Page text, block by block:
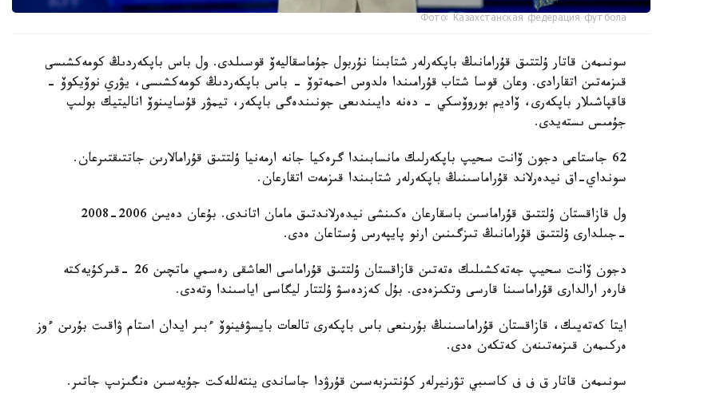
Фото: Казахстанская федерация футбола
سونىمەن قاتار ۇلتتىق قۇرامانىڭ باپكەرلەر شتابىنا نۇربول جۇماسقاليەۆ قوسىلدى. ول باس باپكەردىڭ كومەكشىسى
قىزمەتىن اتقارادى. وعان قوسا شتاب قۇرامىندا ەلدوس احمەتوۆ - باس باپكەردىڭ كومەكشىسى، يۋري نوۆيكوۆ -
قاقپاشىلار باپكەرى، ۆاديم بوروۆسكي - دەنە دايىندىعى جونىندەگى باپكەر، تيمۋر قۇسايىنوۆ اناليتيك بولىپ
جۇمىس ىستەيدى.
62 جاستاعى دجون ۆانت سحيپ باپكەرلىك مانسابىندا گرەكيا جانە ارمەنيا ۇلتتىق قۇرامالارىن جاتتىقتىرعان.
سونداي-اق نيدەرلاند قۇراماسىنىڭ باپكەرلەر شتابىندا قىزمەت اتقارعان.
ول قازاقستان ۇلتتىق قۇراماسىن باسقارعان ەكىنشى نيدەرلاندتىق مامان اتاندى. بۇعان دەيىن 2006-2008
-جىلدارى ۇلتتىق قۇرامانىڭ تىزگىنىن ارنو پايپەرس ۇستاعان ەدى.
دجون ۆانت سحيپ جەتەكشىلىك ەتەتىن قازاقستان ۇلتتىق قۇراماسى العاشقى رەسمي ماتچىن 26 -قىركۇيەكتە
فارەر ارالدارى قۇراماسىنا قارسى وتكىزەدى. بۇل كەزدەسۋ ۇلتتار ليگاسى اياسىندا وتەدى.
ايتا كەتەيىك، قازاقستان قۇراماسىنىڭ بۇرىنعى باس باپكەرى تالعات بايسۋفينوۆ ءبىر ايدان استام ۋاقىت بۇرىن ءوز
ەركىمەن قىزمەتىنەن كەتكەن ەدى.
سونىمەن قاتار ق ف ف كاسىبي تۋرنيرلەر كۇنتىزبەسىن قۇرۋدا جاساندى ينتەللەكت جۇيەسىن ەنگىزىپ جاتىر.